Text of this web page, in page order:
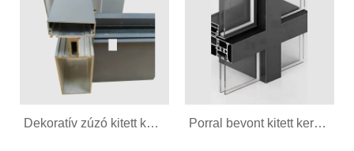
Dekoratív zúzó kitett keretfüggöny fal alumínium profil Porral bevont kitett keretfüggöny fal alumínium profil